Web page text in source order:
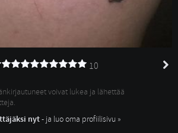
10
voivat lukea ja lähettää
nyt- ja luo oma profiilisivu »